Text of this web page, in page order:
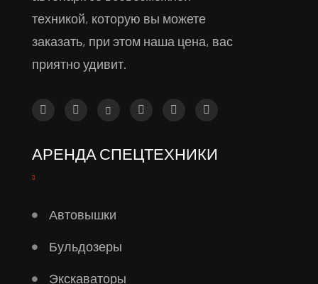
техникой, которую вы можете
заказать, при этом наша цена, вас
приятно удивит.
АРЕНДА СПЕЦТЕХНИКИ
Автовышки
Бульдозеры
Экскаваторы